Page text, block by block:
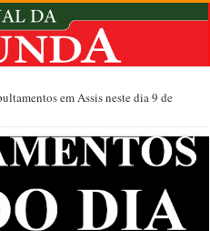
em Assis neste dia 9 de